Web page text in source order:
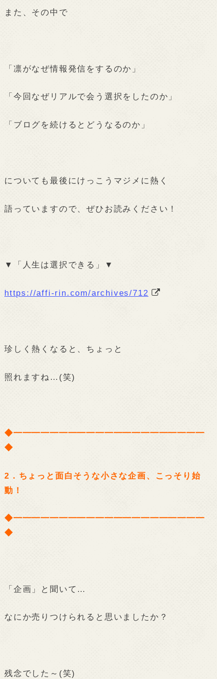
また、その中で
「凛がなぜ情報発信をするのか」
「今回なぜリアルで会う選択をしたのか」
「ブログを続けるとどうなるのか」
についても最後にけっこうマジメに熱く
語っていますので、ぜひお読みください！
▼「人生は選択できる」▼
https://affi-rin.com/archives/712
珍しく熱くなると、ちょっと
照れますね…(笑)
◆━━━━━━━━━━━━━━━━━━━━━
◆
2．ちょっと面白そうな小さな企画、こっそり始
動！
◆━━━━━━━━━━━━━━━━━━━━━
◆
「企画」と聞いて…
なにか売りつけられると思いましたか？
残念でした～(笑)